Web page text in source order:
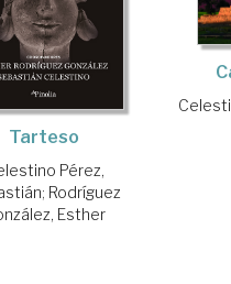
Tarteso
Pérez,
; Rodríguez
Esther